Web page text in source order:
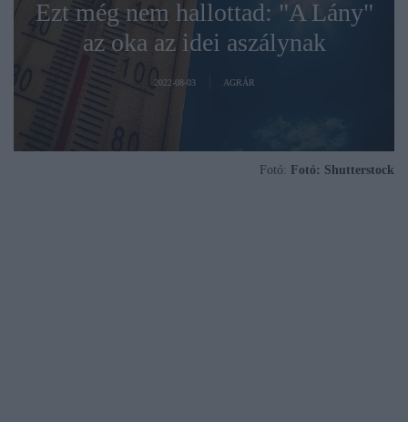
Ezt még nem hallottad: "A Lány"
az oka az idei aszálynak
2022-08-03 AGRÁR
Fotó: Fotó: Shutterstock